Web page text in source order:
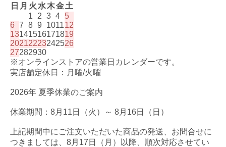
日 月 火 水木金土
1
2 3 4 5
6 7 8 9 101112
13141516171819
20212223242526
27282930
※オンラインストアの営業日カレンダーです。
実店舗定休日：月曜/火曜
2026年 夏季休業のご案内
休業期間：8月11日（火）～ 8月16日（日）
上記期間中にご注文いただいた商品の発送、お問合せに
つきましては、8月17日（月）以降、順次対応させてい